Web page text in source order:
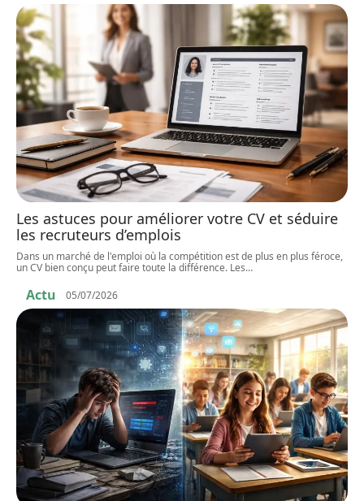
Les astuces pour améliorer votre CV et séduire
les recruteurs d’emplois
Dans un marché de l'emploi où la compétition est de plus en plus féroce,
un CV bien conçu peut faire toute la différence. Les…
Actu 05/07/2026